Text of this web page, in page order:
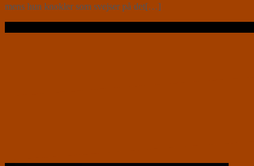
mens hun knokler som svejser på det[…]